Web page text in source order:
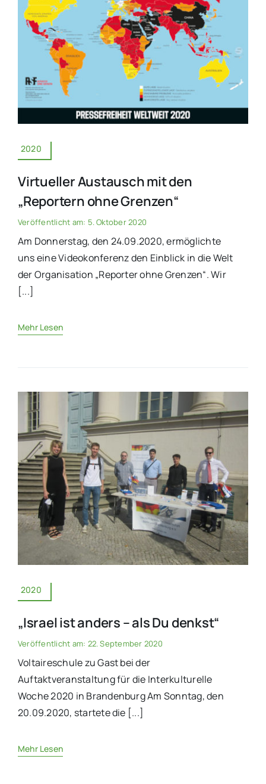
2020
Virtueller Austausch mit den
„Reportern ohne Grenzen“
Veröffentlicht am: 5. Oktober 2020
Am Donnerstag, den 24.09.2020, ermöglichte
uns eine Videokonferenz den Einblick in die Welt
der Organisation „Reporter ohne Grenzen“. Wir
[...]
Mehr Lesen
2020
„Israel ist anders – als Du denkst“
Veröffentlicht am: 22. September 2020
Voltaireschule zu Gast bei der
Auftaktveranstaltung für die Interkulturelle
Woche 2020 in Brandenburg Am Sonntag, den
20.09.2020, startete die [...]
Mehr Lesen